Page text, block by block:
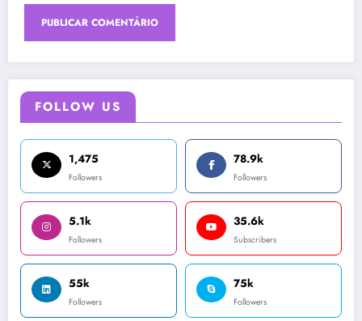
FOLLOW US
1,475
Followers
78.9k
Followers
5.1k
Followers
35.6k
Subscribers
55k
Followers
75k
Followers